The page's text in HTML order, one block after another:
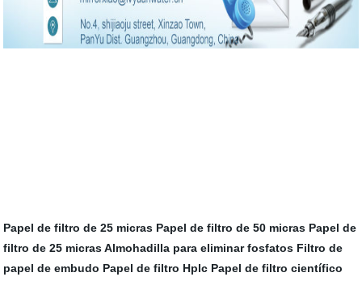
Papel de filtro de 25 micras Papel de filtro de 50 micras Papel de
filtro de 25 micras Almohadilla para eliminar fosfatos Filtro de
papel de embudo Papel de filtro Hplc Papel de filtro científico